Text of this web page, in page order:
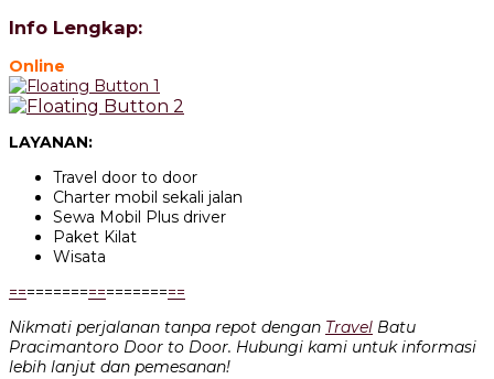
Info Lengkap:
Online
LAYANAN:
Travel door to door
Charter mobil sekali jalan
Sewa Mobil Plus driver
Paket Kilat
Wisata
====================
Nikmati perjalanan tanpa repot dengan Travel Batu
Pracimantoro Door to Door. Hubungi kami untuk informasi
lebih lanjut dan pemesanan!